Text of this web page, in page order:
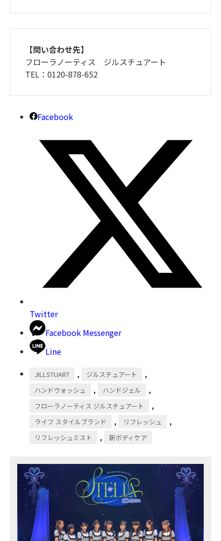
【問い合わせ先】
フローラノーティス ジルスチュアート
TEL：0120-878-652
Facebook
Twitter
Facebook Messenger
Line
JILLSTUART , ジルスチュアート ,
ハンドウォッシュ , ハンドジェル ,
フローラノーティス ジルスチュアート ,
ライフ スタイルブランド , リフレッシュ ,
リフレッシュミスト , 新ボディケア